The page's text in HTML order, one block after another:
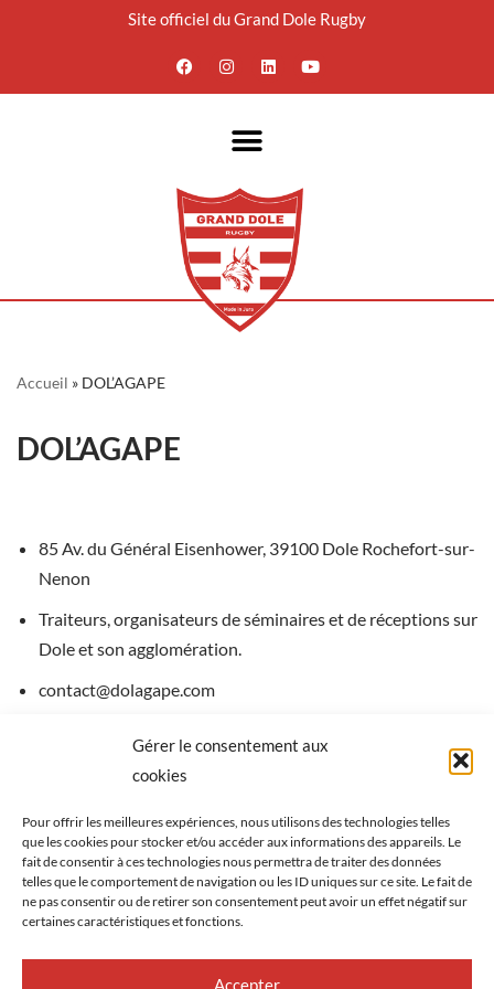
Gérer le consentement aux
cookies
Pour offrir les meilleures expériences, nous utilisons des technologies telles
que les cookies pour stocker et/ou accéder aux informations des appareils. Le
fait de consentir à ces technologies nous permettra de traiter des données
telles que le comportement de navigation ou les ID uniques sur ce site. Le fait de
ne pas consentir ou de retirer son consentement peut avoir un effet négatif sur
certaines caractéristiques et fonctions.
Accepter
au
Site officiel du Grand Dole Rugby
Accueil » DOL’AGAPE
DOL’AGAPE
85 Av. du Général Eisenhower, 39100 Dole Rochefort-sur-
Nenon
Traiteurs, organisateurs de séminaires et de réceptions sur
Dole et son agglomération.
contact@dolagape.com
03 84 82 72 91
Site internet